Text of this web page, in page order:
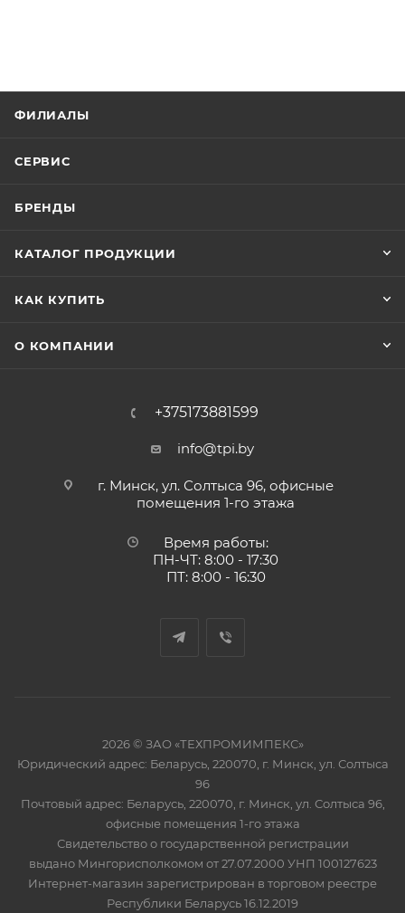
ФИЛИАЛЫ
СЕРВИС
БРЕНДЫ
КАТАЛОГ ПРОДУКЦИИ
КАК КУПИТЬ
О КОМПАНИИ
+375173881599
info@tpi.by
г. Минск, ул. Солтыса 96, офисные
помещения 1-го этажа
Время работы:
ПН-ЧТ: 8:00 - 17:30
ПТ: 8:00 - 16:30
2026 © ЗАО «ТЕХПРОМИМПЕКС»
Юридический адрес: Беларусь, 220070, г. Минск, ул. Солтыса
96
Почтовый адрес: Беларусь, 220070, г. Минск, ул. Солтыса 96,
офисные помещения 1-го этажа
Свидетельство о государственной регистрации
выдано Мингорисполкомом от 27.07.2000 УНП 100127623
Интернет-магазин зарегистрирован в торговом реестре
Республики Беларусь 16.12.2019